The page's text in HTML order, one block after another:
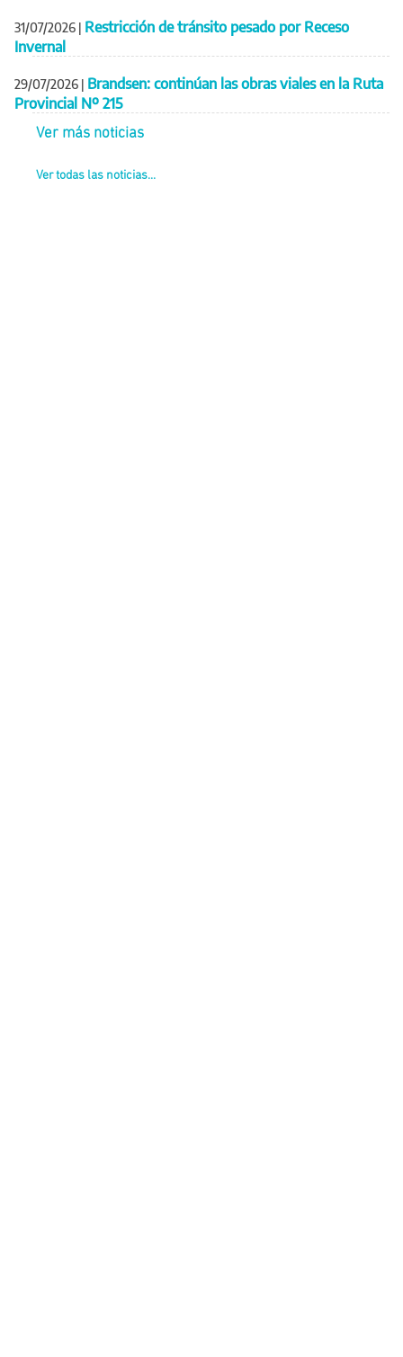
31/07/2026 | Restricción de tránsito pesado por Receso
Invernal
29/07/2026 | Brandsen: continúan las obras viales en la Ruta
Provincial Nº 215
Ver más noticias
Ver todas las noticias...